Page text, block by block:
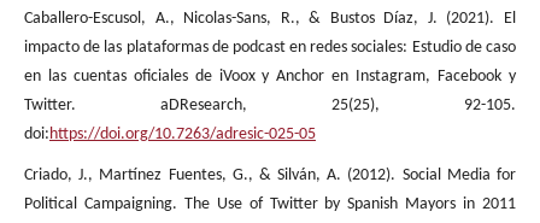
Caballero-Escusol, A., Nicolas-Sans, R., & Bustos Díaz, J. (2021). El
impacto de las plataformas de podcast en redes sociales: Estudio de caso
en las cuentas oficiales de iVoox y Anchor en Instagram, Facebook y
Twitter. aDResearch, 25(25), 92-105.
doi:https://doi.org/10.7263/adresic-025-05
Criado, J., Martínez Fuentes, G., & Silván, A. (2012). Social Media for
Political Campaigning. The Use of Twitter by Spanish Mayors in 2011